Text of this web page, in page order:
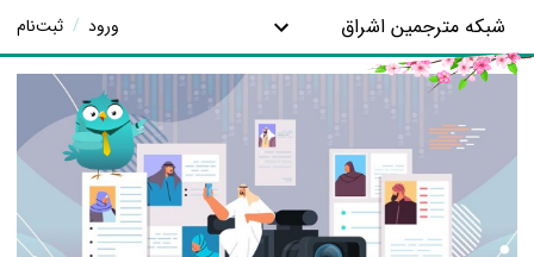
شبکه مترجمین اشراق ورود / ثبت‌نام